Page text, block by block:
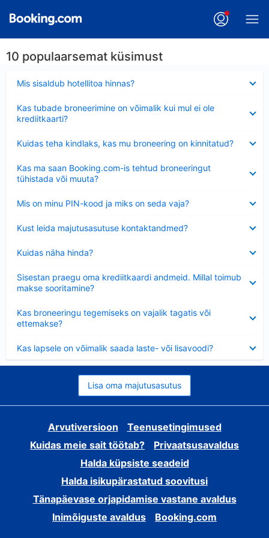
10 populaarsemat küsimust
Mis sisaldub hotellitoa hinnas?
Kas tubade broneerimine on võimalik kui mul ei ole
krediitkaarti?
Kuidas teha kindlaks, kas mu broneering on kinnitatud?
Kas ma saan Booking.com-is tehtud broneeringut
tühistada või muuta?
Mis on minu PIN-kood ja miks on seda vaja?
Kust leida majutusasutuse kontaktandmed?
Kuidas näha hinda?
Sisestan praegu oma krediitkaardi andmeid. Millal toimub
makse sooritamine?
Kas broneeringu tegemiseks on vajalik tagatis või
ettemakse?
Kas lapsele on võimalik saada laste- või lisavoodi?
Lisa oma majutusasutus
Arvutiversioon
Teenusetingimused
Kuidas meie sait töötab?
Privaatsusavaldus
Halda küpsiste seadeid
Halda isikupärastatud soovitusi
Tänapäevase orjapidamise vastane avaldus
Inimõiguste avaldus
Booking.com